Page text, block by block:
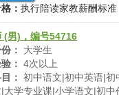
会更有耐心更细心，给学
，可以针对学生个人情况
，辅导含金量会提高。
： 执行陪读家教薪酬标准
(男)，编号54716
：
大学生
： 4次以上
： 初中语文|初中英语|初
大学专业课|小学语文|初